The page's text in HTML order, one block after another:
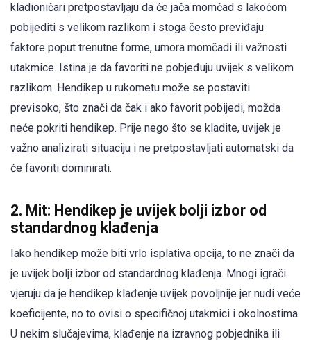
kladioničari pretpostavljaju da će jača momčad s lakoćom
pobijediti s velikom razlikom i stoga često previđaju
faktore poput trenutne forme, umora momčadi ili važnosti
utakmice. Istina je da favoriti ne pobjeđuju uvijek s velikom
razlikom. Hendikep u rukometu može se postaviti
previsoko, što znači da čak i ako favorit pobijedi, možda
neće pokriti hendikep. Prije nego što se kladite, uvijek je
važno analizirati situaciju i ne pretpostavljati automatski da
će favoriti dominirati.
2. Mit: Hendikep je uvijek bolji izbor od
standardnog klađenja
Iako hendikep može biti vrlo isplativa opcija, to ne znači da
je uvijek bolji izbor od standardnog klađenja. Mnogi igrači
vjeruju da je hendikep klađenje uvijek povoljnije jer nudi veće
koeficijente, no to ovisi o specifičnoj utakmici i okolnostima.
U nekim slučajevima, klađenje na izravnog pobjednika ili